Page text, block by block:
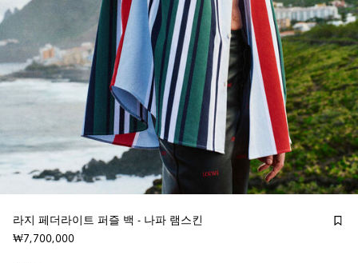
라지 페더라이트 퍼즐 백 - 나파 램스킨
₩7,700,000